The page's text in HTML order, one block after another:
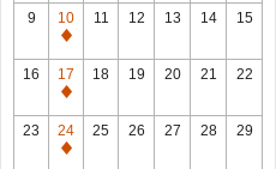
館
日
9
10
休
館
日
11 12 13 14 15
16
17
休
館
日
18 19 20 21 22
23
24
休
25 26 27 28 29